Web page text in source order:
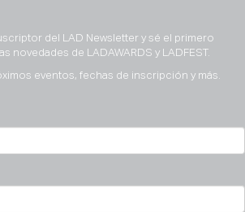
del LAD Newsletter y sé el primero
novedades de LADAWARDS y LADFEST.
eventos, fechas de inscripción y más.